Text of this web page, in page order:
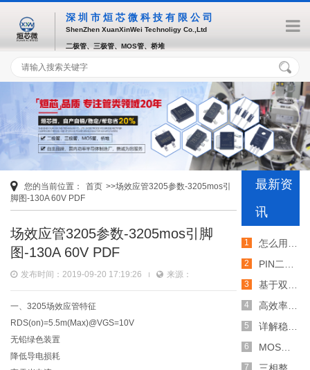
深圳市烜芯微科技有限公司
ShenZhen XuanXinWei Technoligy Co.,Ltd
二极管、三极管、MOS管、桥堆
您的当前位置： 首页 >>场效应管3205参数-3205mos引
脚图-130A 60V PDF
场效应管3205参数-3205mos引脚
图-130A 60V PDF
发布时间：2019-09-20 17:19:26 来源：
一、3205场效应管特征
RDS(on)=5.5m(Max)@VGS=10V
无铅绿色装置
降低导电损耗
最新资
讯
怎么用TVS二极管提高电路的抗突波能力
PIN二极管的电导调制机制和应用介绍
基于双MOS管的防反灌电路工作原理介绍
高效率整流二极管的特性和应用介绍
详解稳压二极管的关键特性和应用原理
MOS管选型关键因素分析,怎么选择合适的参数